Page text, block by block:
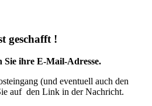
geschafft !
Sie ihre E-Mail-Adresse.
(und eventuell auch den
auf den Link in der Nachricht.